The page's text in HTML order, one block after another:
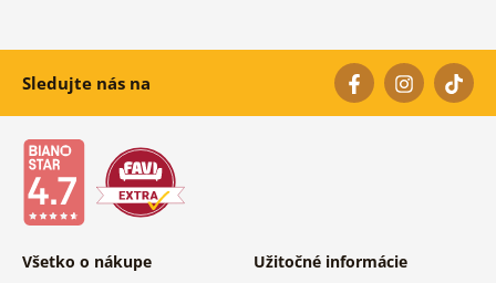
Sledujte nás na
Všetko o nákupe Užitočné informácie